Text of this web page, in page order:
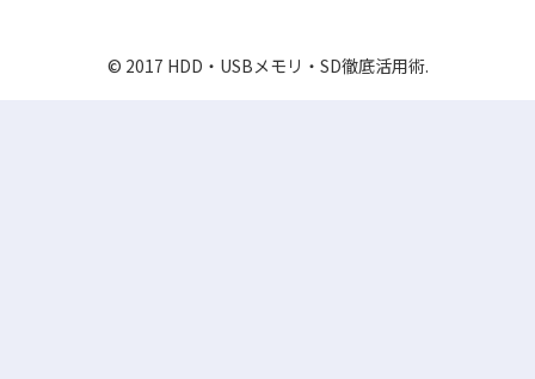
© 2017 HDD・USBメモリ・SD徹底活用術.